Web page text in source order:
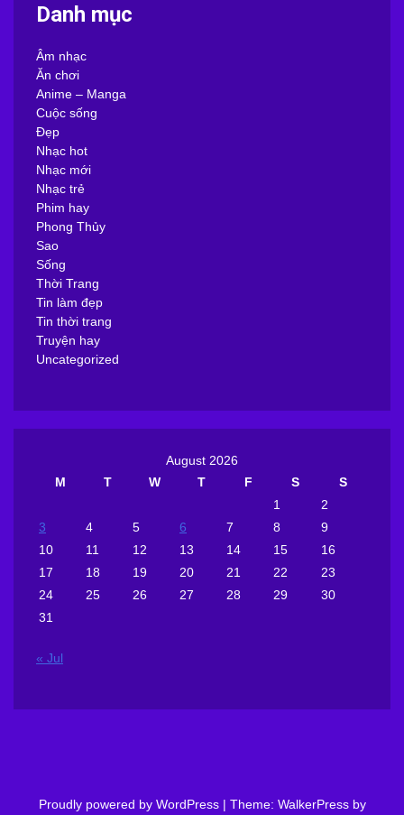
Danh mục
Âm nhạc
Ăn chơi
Anime – Manga
Cuộc sống
Đẹp
Nhạc hot
Nhạc mới
Nhạc trẻ
Phim hay
Phong Thủy
Sao
Sống
Thời Trang
Tin làm đẹp
Tin thời trang
Truyện hay
Uncategorized
August 2026
M
T W T F S
S
1
2
3
4 5 6 7 8
9
10
11 12 13 14 15
16
17
18 19 20 21 22
23
24
25 26 27 28 29
30
31
« Jul
Proudly powered by WordPress | Theme: WalkerPress by